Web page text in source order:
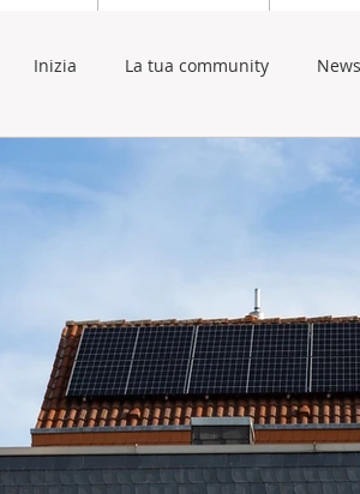
Inizia La tua community News